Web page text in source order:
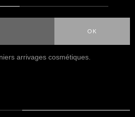
OK
arrivages cosmétiques.